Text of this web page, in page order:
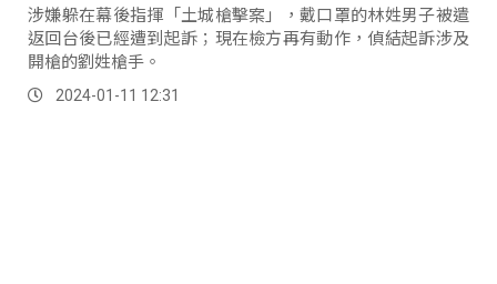
涉嫌躲在幕後指揮「土城槍擊案」，戴口罩的林姓男子被遣
返回台後已經遭到起訴；現在檢方再有動作，偵結起訴涉及
開槍的劉姓槍手。
2024-01-11 12:31